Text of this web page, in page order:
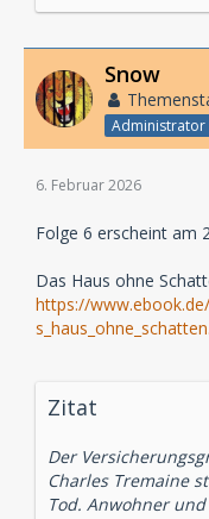
Snow
Administrator
6. Februar 2026
Folge 6 erscheint am
Das Haus ohne
https://
Zitat
Der
Charles Tremaine
Tod. Anwohner